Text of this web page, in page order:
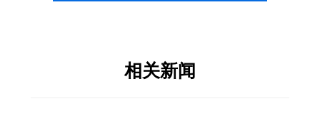
相关新闻